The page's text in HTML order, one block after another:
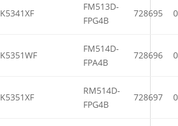
K5341XF
FM513D-
FPG4B
728695
K5351WF
FM514D-
FPA4B
728696
K5351XF
RM514D-
FPG4B
728697